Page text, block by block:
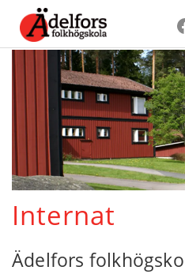
Internat
Ädelfors